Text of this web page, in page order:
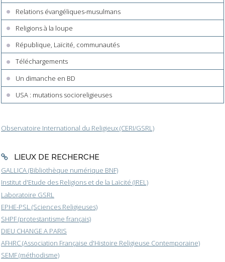
Relations évangéliques-musulmans
Religions à la loupe
République, Laïcité, communautés
Téléchargements
Un dimanche en BD
USA : mutations socioreligieuses
Observatoire International du Religieux (CERI/GSRL)
LIEUX DE RECHERCHE
GALLICA (Bibliothèque numérique BNF)
Institut d'Etude des Religions et de la Laïcité (IREL)
Laboratoire GSRL
EPHE-PSL (Sciences Religieuses)
SHPF (protestantisme français)
DIEU CHANGE A PARIS
AFHRC (Association Française d'Histoire Religieuse Contemporaine)
SEMF (méthodisme)